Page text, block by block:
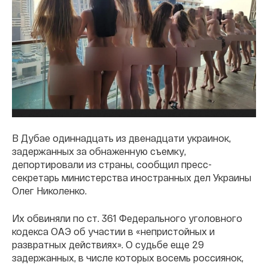
В Дубае одиннадцать из двенадцати украинок,
задержанных за обнаженную съемку,
депортировали из страны, сообщил пресс-
секретарь министерства иностранных дел Украины
Олег Николенко.
Их обвиняли по ст. 361 Федерального уголовного
кодекса ОАЭ об участии в «непристойных и
развратных действиях». О судьбе еще 29
задержанных, в числе которых восемь россиянок,